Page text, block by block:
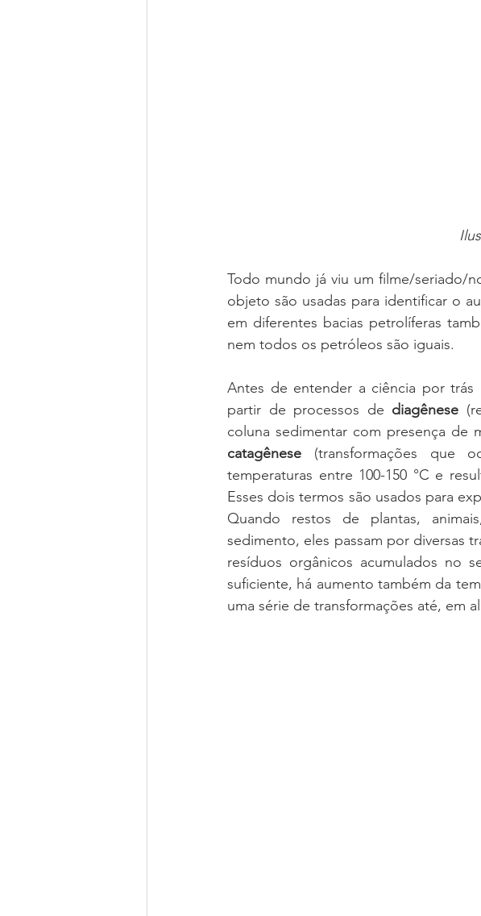
Todo mundo já viu um filme/seriado/
objeto são usadas para identificar o
em diferentes bacias petrolíferas
nem todos os petróleos são iguais.
Antes de entender a ciência por
partir de processos de diagênese
catagênese (transformações que
temperaturas entre 100-150 °C e
Esses dois termos são usados para
Quando restos de plantas,
sedimento, eles passam por diversas
resíduos orgânicos acumulados no
suficiente, há aumento também da
uma série de transformações até, em